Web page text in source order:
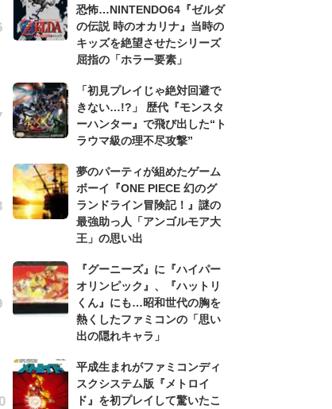
恐怖…NINTENDO64『ゼルダ
の伝説 時のオカリナ』当時の
キッズを絶望させたシリーズ
屈指の「ホラー要素」
「初見プレイじゃ絶対回避で
きない…!?」 歴代『モンスタ
ーハンター』で飛び出した“ト
ラウマ級の理不尽攻撃”
夢のパーティが組めたゲーム
ボーイ『ONE PIECE 幻のグ
ランドライン冒険記！』謎の
最強助っ人「アンゴルモア大
王」の思い出
『グーニーズ』に『ハイパー
オリンピック』、『ハットリ
くん』にも…昭和世代の胸を
熱くしたファミコンの「思い
出の隠れキャラ」
平成生まれがファミコンディ
スクシステム版『メトロイ
ド』を初プレイして驚いたこ